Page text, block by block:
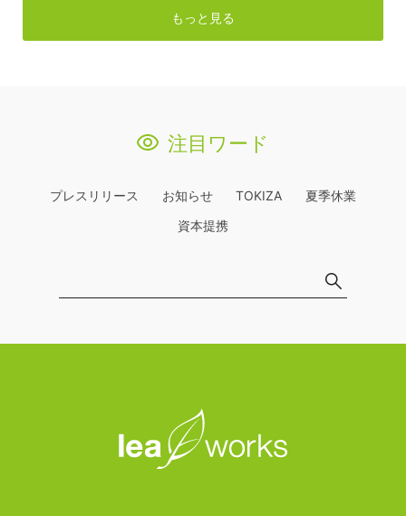
もっと見る
注目ワード
プレスリリース お知らせ TOKIZA
夏季休業
資本提携